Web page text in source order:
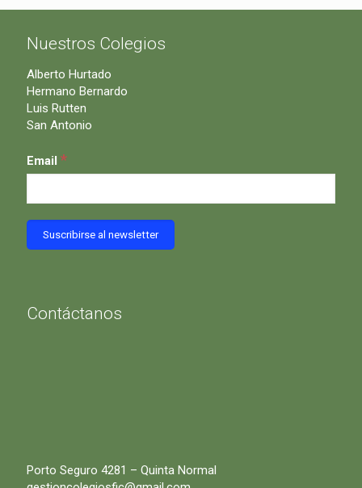
Nuestros Colegios
Alberto Hurtado
Hermano Bernardo
Luis Rutten
San Antonio
Email *
Contáctanos
Porto Seguro 4281 – Quinta Normal